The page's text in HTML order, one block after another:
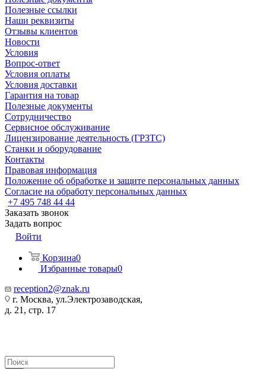
Полезные ссылки
Наши реквизиты
Отзывы клиентов
Новости
Условия
Вопрос-ответ
Условия оплаты
Условия доставки
Гарантия на товар
Полезные документы
Сотрудничество
Сервисное обслуживание
Лицензирование деятельность (ГРЗТС)
Станки и оборудование
Контакты
Правовая информация
Положение об обработке и защите персональных данных
Согласие на обработу персональных данных
+7 495 748 44 44
Заказать звонок
Задать вопрос
Войти
Корзина0
Избранные товары0
reception2@znak.ru
г. Москва, ул.Электрозаводская,
д. 21, стр. 17